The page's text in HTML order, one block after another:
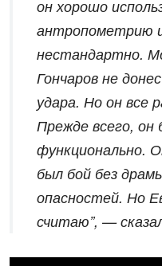
он хорошо
антропометрию
нестандартно.
Гончаров не
удара. Но он все
Прежде всего,
функционально.
был бой без
опасностей. Но
считаю”, —